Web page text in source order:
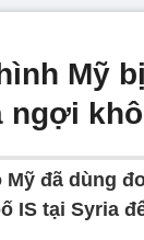
Mỹ
ngợi
Mỹ đã dùng
IS tại Syria